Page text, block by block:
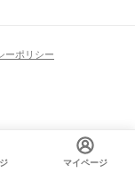
ーポリシー
マイページ